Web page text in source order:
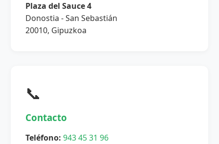
Plaza del Sauce 4
Donostia - San Sebastián
20010, Gipuzkoa
📞
Contacto
Teléfono: 943 45 31 96